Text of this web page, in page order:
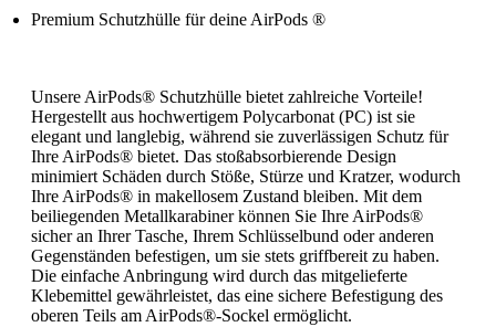
Premium Schutzhülle für deine AirPods ®
Unsere AirPods® Schutzhülle bietet zahlreiche Vorteile!
Hergestellt aus hochwertigem Polycarbonat (PC) ist sie
elegant und langlebig, während sie zuverlässigen Schutz für
Ihre AirPods® bietet. Das stoßabsorbierende Design
minimiert Schäden durch Stöße, Stürze und Kratzer, wodurch
Ihre AirPods® in makellosem Zustand bleiben. Mit dem
beiliegenden Metallkarabiner können Sie Ihre AirPods®
sicher an Ihrer Tasche, Ihrem Schlüsselbund oder anderen
Gegenständen befestigen, um sie stets griffbereit zu haben.
Die einfache Anbringung wird durch das mitgelieferte
Klebemittel gewährleistet, das eine sichere Befestigung des
oberen Teils am AirPods®-Sockel ermöglicht.